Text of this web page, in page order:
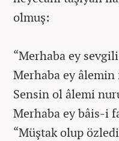
olmuş:
“Merhaba ey
Merhaba ey âlemin
Sensin ol âlemi
Merhaba ey bâis-i
“Müştak olup